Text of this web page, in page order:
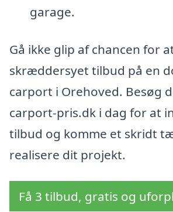
garage.
Gå ikke glip af chancen for
skræddersyet tilbud på en
carport i Orehoved. Besøg
carport-pris.dk i dag for at
tilbud og komme et skridt
realisere dit projekt.
Få 3 tilbud, gratis og